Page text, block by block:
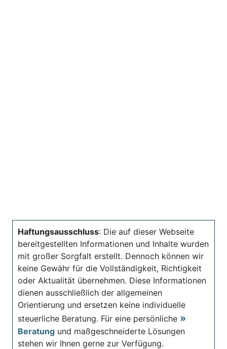
Haftungsausschluss: Die auf dieser Webseite
bereitgestellten Informationen und Inhalte wurden
mit großer Sorgfalt erstellt. Dennoch können wir
keine Gewähr für die Vollständigkeit, Richtigkeit
oder Aktualität übernehmen. Diese Informationen
dienen ausschließlich der allgemeinen
Orientierung und ersetzen keine individuelle
steuerliche Beratung. Für eine persönliche
Beratung und maßgeschneiderte Lösungen
stehen wir Ihnen gerne zur Verfügung.